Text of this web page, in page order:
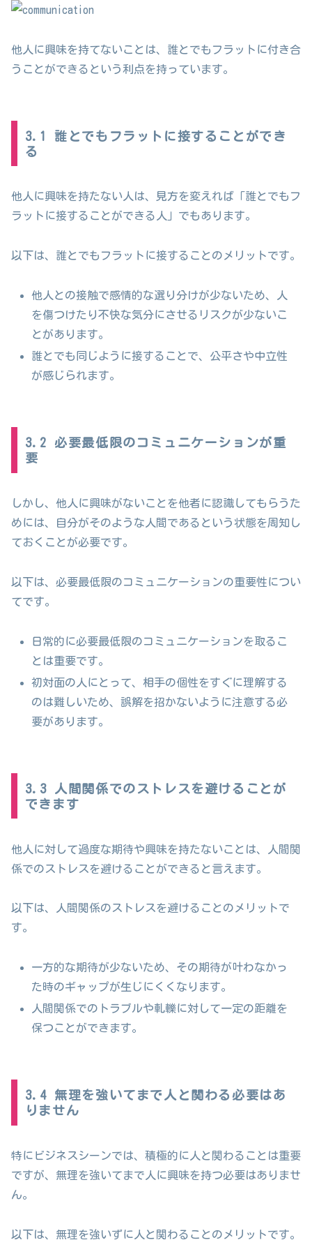
他人に興味を持てないことは、誰とでもフラットに付き合
うことができるという利点を持っています。
3.1 誰とでもフラットに接することができ
る
他人に興味を持たない人は、見方を変えれば「誰とでもフ
ラットに接することができる人」でもあります。
以下は、誰とでもフラットに接することのメリットです。
他人との接触で感情的な選り分けが少ないため、人
を傷つけたり不快な気分にさせるリスクが少ないこ
とがあります。
誰とでも同じように接することで、公平さや中立性
が感じられます。
3.2 必要最低限のコミュニケーションが重
要
しかし、他人に興味がないことを他者に認識してもらうた
めには、自分がそのような人間であるという状態を周知し
ておくことが必要です。
以下は、必要最低限のコミュニケーションの重要性につい
てです。
日常的に必要最低限のコミュニケーションを取るこ
とは重要です。
初対面の人にとって、相手の個性をすぐに理解する
のは難しいため、誤解を招かないように注意する必
要があります。
3.3 人間関係でのストレスを避けることが
できます
他人に対して過度な期待や興味を持たないことは、人間関
係でのストレスを避けることができると言えます。
以下は、人間関係のストレスを避けることのメリットで
す。
一方的な期待が少ないため、その期待が叶わなかっ
た時のギャップが生じにくくなります。
人間関係でのトラブルや軋轢に対して一定の距離を
保つことができます。
3.4 無理を強いてまで人と関わる必要はあ
りません
特にビジネスシーンでは、積極的に人と関わることは重要
ですが、無理を強いてまで人に興味を持つ必要はありませ
ん。
以下は、無理を強いずに人と関わることのメリットです。